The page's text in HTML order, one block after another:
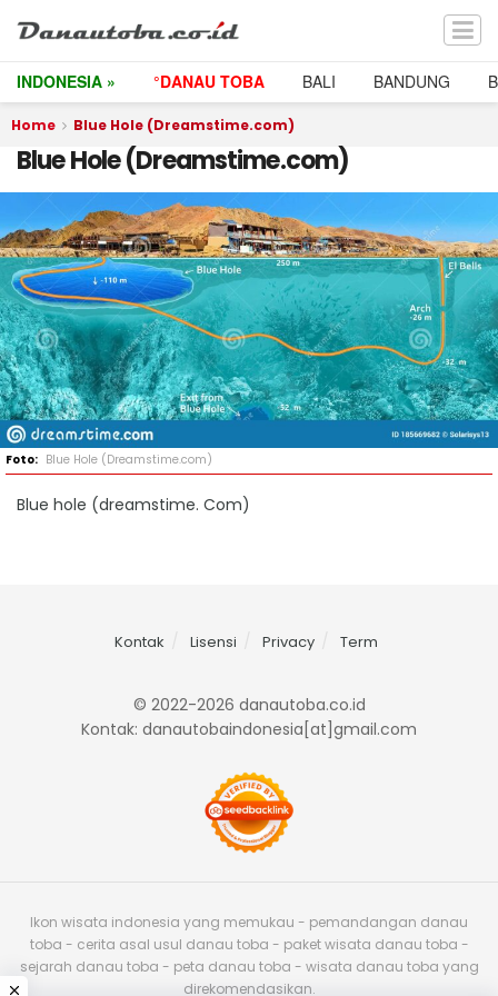
INDONESIA » °DANAU TOBA BALI BANDUNG
Home Blue Hole (Dreamstime.com)
Blue Hole (Dreamstime.com)
Blue Hole (Dreamstime.com)
Blue hole (dreamstime. Com)
Kontak Lisensi Privacy Term
© 2022-2026 danautoba.co.id
Kontak: danautobaindonesia[at]gmail.com
Ikon wisata indonesia yang memukau - pemandangan danau
toba - cerita asal usul danau toba - paket wisata danau toba -
sejarah danau toba - peta danau toba - wisata danau toba yang
direkomendasikan.